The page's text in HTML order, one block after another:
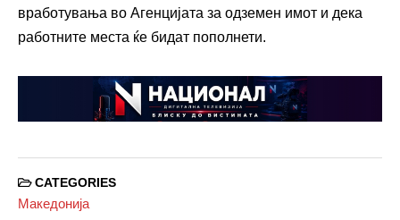
вработувања во Агенцијата за одземен имот и дека
работните места ќе бидат пополнети.
CATEGORIES
Македонија